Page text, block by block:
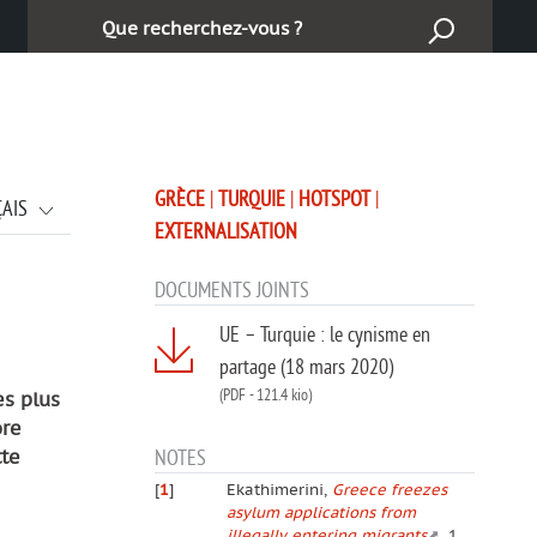
Cerca:
plus
GRÈCE |TURQUIE | HOTSPOT |
EXTERNALISATION
DOCUMENTS JOINTS
UE – Turquie : le cynisme en
partage (18 mars 2020)
(PDF-121.4 kio)
NOTES
[1] Ekathimerini, Greece freezes
asylum applications from